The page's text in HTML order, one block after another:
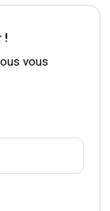
!
vous